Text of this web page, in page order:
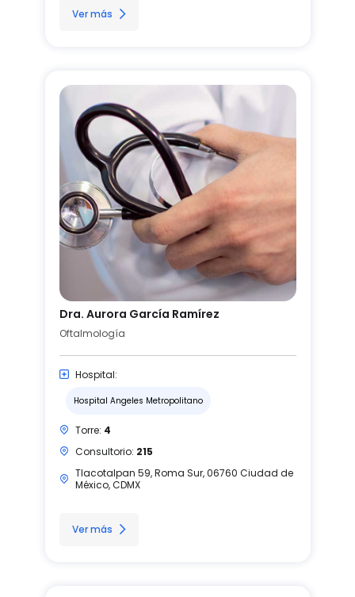
Ver más
Dra. Aurora García Ramírez
Oftalmología
Hospital:
Hospital Angeles Metropolitano
Torre: 4
Consultorio: 215
Tlacotalpan 59, Roma Sur, 06760 Ciudad de
México, CDMX
Ver más